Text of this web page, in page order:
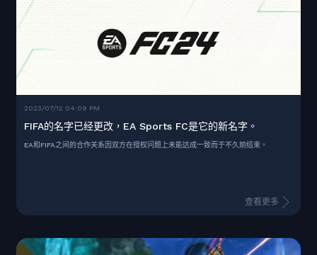
2023/07/12 04:09 PM
FIFA的名字已经更改，EA Sports FC是它的新名字。
EA和FIFA之间的合作关系因双方在授权问题上未能达成一致而于不久前结束。
查看更多